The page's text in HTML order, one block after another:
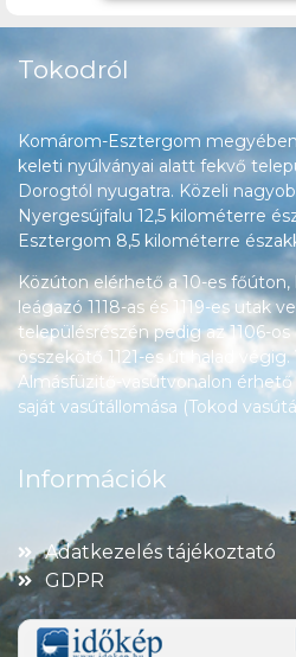
Tokodról
Komárom-Esztergom
keleti nyúlványai alatt fekvő
Dorogtól nyugatra. Közeli
Nyergesújfalu 12,5 kilométerre
Esztergom 8,5 kilométerre
Közúton elérhető a 10-es főúton,
leágazó 1118-as és 1119-es utak
településrészén pedig az 1106-os
összekötő 1121-es út halad
Almásfüzitő-vasútvonalon
saját vasútállomása (Tokod
Információk
Adatkezelés tájékoztató
GDPR